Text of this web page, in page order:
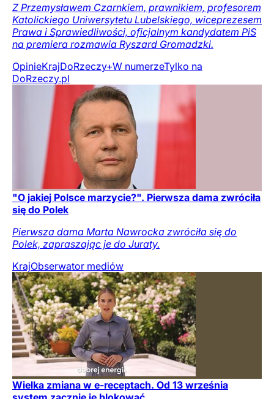
Z Przemysławem Czarnkiem, prawnikiem, profesorem
Katolickiego Uniwersytetu Lubelskiego, wiceprezesem
Prawa i Sprawiedliwości, oficjalnym kandydatem PiS
na premiera rozmawia Ryszard Gromadzki.
OpinieKrajDoRzeczy+W numerzeTylko na
DoRzeczy.pl
"O jakiej Polsce marzycie?". Pierwsza dama zwróciła
się do Polek
Pierwsza dama Marta Nawrocka zwróciła się do
Polek, zapraszając je do Juraty.
KrajObserwator mediów
Wielka zmiana w e-receptach. Od 13 września